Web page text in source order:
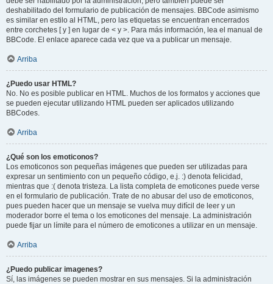
deshabilitado del formulario de publicación de mensajes. BBCode asimismo
es similar en estilo al HTML, pero las etiquetas se encuentran encerrados
entre corchetes [ y ] en lugar de < y >. Para más información, lea el manual de
BBCode. El enlace aparece cada vez que va a publicar un mensaje.
Arriba
¿Puedo usar HTML?
No. No es posible publicar en HTML. Muchos de los formatos y acciones que
se pueden ejecutar utilizando HTML pueden ser aplicados utilizando
BBCodes.
Arriba
¿Qué son los emoticonos?
Los emoticonos son pequeñas imágenes que pueden ser utilizadas para
expresar un sentimiento con un pequeño código, e.j. :) denota felicidad,
mientras que :( denota tristeza. La lista completa de emoticones puede verse
en el formulario de publicación. Trate de no abusar del uso de emoticonos,
pues pueden hacer que un mensaje se vuelva muy difícil de leer y un
moderador borre el tema o los emoticones del mensaje. La administración
puede fijar un límite para el número de emoticones a utilizar en un mensaje.
Arriba
¿Puedo publicar imagenes?
Sí, las imágenes se pueden mostrar en sus mensajes. Si la administración